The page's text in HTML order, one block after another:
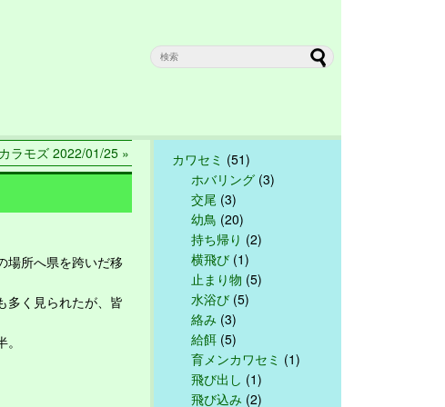
ラモズ 2022/01/25 »
場所へ県を跨いだ移
多く見られたが、皆
カワセミ (51)
ホバリング (3)
交尾 (3)
幼鳥 (20)
持ち帰り (2)
横飛び (1)
止まり物 (5)
水浴び (5)
絡み (3)
給餌 (5)
育メンカワセミ (1)
飛び出し (1)
飛び込み (2)